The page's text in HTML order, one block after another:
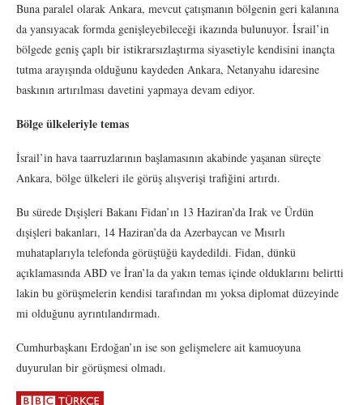
Buna paralel olarak Ankara, mevcut çatışmanın bölgenin geri kalanına
da yansıyacak formda genişleyebileceği ikazında bulunuyor. İsrail’in
bölgede geniş çaplı bir istikrarsızlaştırma siyasetiyle kendisini inançta
tutma arayışında olduğunu kaydeden Ankara, Netanyahu idaresine
baskının artırılması davetini yapmaya devam ediyor.
Bölge ülkeleriyle temas
İsrail’in hava taarruzlarının başlamasının akabinde yaşanan süreçte
Ankara, bölge ülkeleri ile görüş alışverişi trafiğini artırdı.
Bu sürede Dışişleri Bakanı Fidan’ın 13 Haziran’da Irak ve Ürdün
dışişleri bakanları, 14 Haziran’da da Azerbaycan ve Mısırlı
muhataplarıyla telefonda görüştüğü kaydedildi. Fidan, dünkü
açıklamasında ABD ve İran’la da yakın temas içinde olduklarını belirtti
lakin bu görüşmelerin kendisi tarafından mı yoksa diplomat düzeyinde
mi olduğunu ayrıntılandırmadı.
Cumhurbaşkanı Erdoğan’ın ise son gelişmelere ait kamuoyuna
duyurulan bir görüşmesi olmadı.